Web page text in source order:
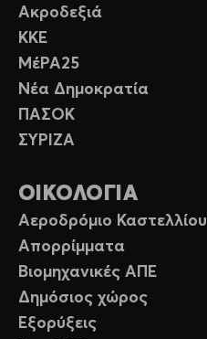
Ακροδεξιά
ΚΚΕ
ΜέΡΑ25
Νέα Δημοκρατία
ΠΑΣΟΚ
ΣΥΡΙΖΑ
ΟΙΚΟΛΟΓΙΑ
Αεροδρόμιο Καστελλίου
Απορρίμματα
Βιομηχανικές ΑΠΕ
Δημόσιος χώρος
Εξορύξεις